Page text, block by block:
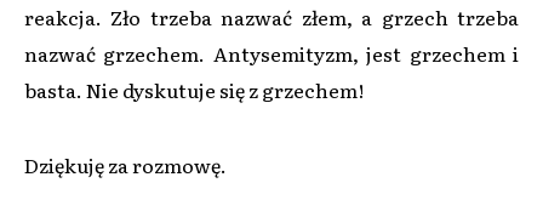
reakcja. Zło trzeba nazwać złem, a grzech trzeba
nazwać grzechem. Antysemityzm, jest grzechem i
basta. Nie dyskutuje się z grzechem!
Dziękuję za rozmowę.